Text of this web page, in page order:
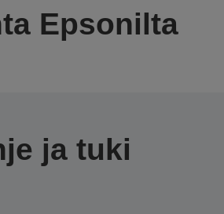
Epsonilta
ja tuki